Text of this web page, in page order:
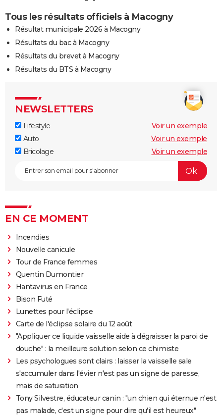
Tous les résultats officiels à Macogny
Résultat municipale 2026 à Macogny
Résultats du bac à Macogny
Résultats du brevet à Macogny
Résultats du BTS à Macogny
NEWSLETTERS
Lifestyle
Voir un exemple
Auto
Voir un exemple
Bricolage
Voir un exemple
EN CE MOMENT
Incendies
Nouvelle canicule
Tour de France femmes
Quentin Dumontier
Hantavirus en France
Bison Futé
Lunettes pour l'éclipse
Carte de l'éclipse solaire du 12 août
"Appliquer ce liquide vaisselle aide à dégraisser la paroi de
douche" : la meilleure solution selon ce chimiste
Les psychologues sont clairs : laisser la vaisselle sale
s'accumuler dans l'évier n'est pas un signe de paresse,
mais de saturation
Tony Silvestre, éducateur canin : "un chien qui éternue n'est
pas malade, c'est un signe pour dire qu'il est heureux"